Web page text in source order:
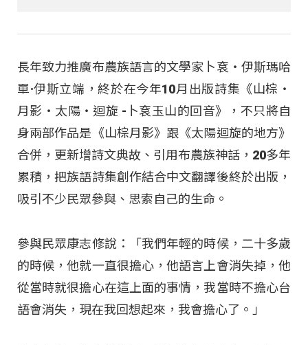
長年致力推廣布農族語言的文學家卜袞‧伊斯瑪哈
單·伊斯立端，終於在今年10月出版詩集《山棕‧
月影‧太陽‧迴旋 -卜袞玉山的回音》，不只將自
身兩部作品是《山棕月影》跟《太陽迴旋的地方》
合併，更新增詩文典故、引用布農族神話，20多年
累積，把族語詩集創作結合中文翻譯後終於出版，
吸引不少民眾參與、思索自己的生命。
參與民眾康志修說：「我們年輕的時候，二十多歲
的時候，他就一直很擔心，他語言上會消失掉，他
從當時就很擔心在這上面的事情，我當時不擔心台
語會消失，現在我回想起來，我會擔心了。」